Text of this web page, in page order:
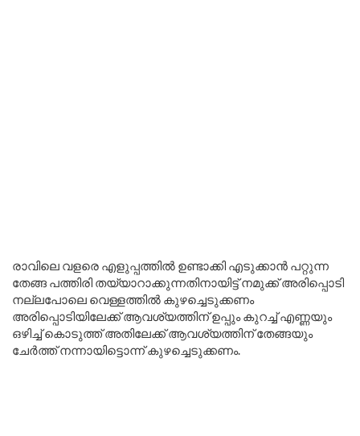
രാവിലെ വളരെ എളുപ്പത്തിൽ ഉണ്ടാക്കി എടുക്കാൻ പറ്റുന്ന
തേങ്ങ പത്തിരി തയ്യാറാക്കുന്നതിനായിട്ട് നമുക്ക് അരിപ്പൊടി
നല്ലപോലെ വെള്ളത്തിൽ കുഴച്ചെടുക്കണം
അരിപ്പൊടിയിലേക്ക് ആവശ്യത്തിന് ഉപ്പും കുറച്ച് എണ്ണയും
ഒഴിച്ച് കൊടുത്ത് അതിലേക്ക് ആവശ്യത്തിന് തേങ്ങയും
ചേർത്ത് നന്നായിട്ടൊന്ന് കുഴച്ചെടുക്കണം.